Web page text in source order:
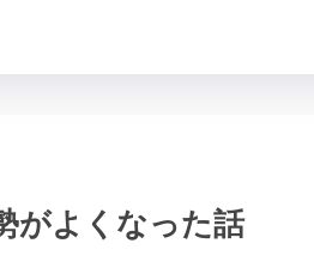
がよくなった話